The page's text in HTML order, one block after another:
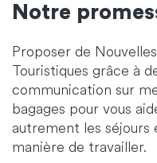
Notre
Proposer de
Touristiques grâce à
communication sur
bagages pour vous
autrement les séjours
manière de travailler.